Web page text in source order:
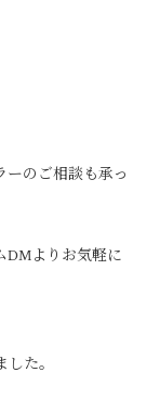
ーのご相談も承っ
DMよりお気軽に
た。